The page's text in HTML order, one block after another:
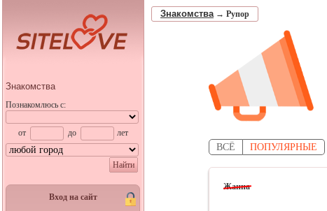
Знакомства
Познакомлюсь с:
от до лет
Найти
Вход на сайт
Знакомства→ Рупор
ВСЁ ПОПУЛЯРНЫЕ
Жанна